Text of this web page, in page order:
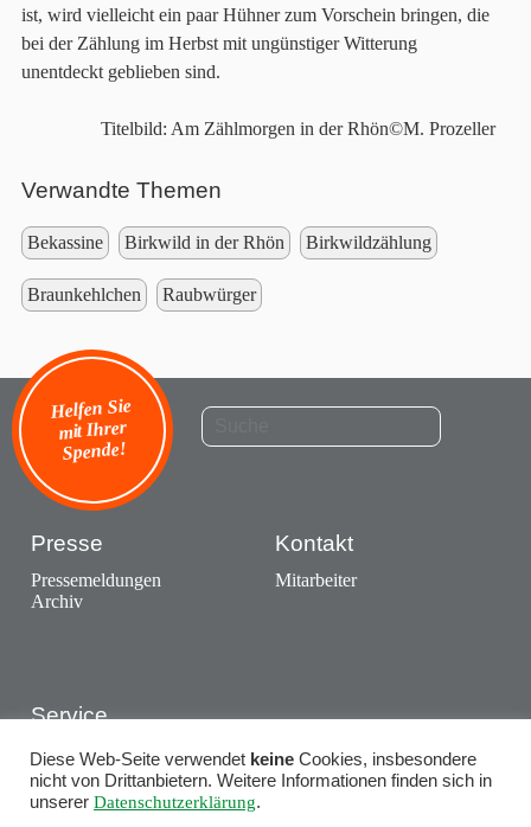
ist, wird vielleicht ein paar Hühner zum Vorschein bringen, die
bei der Zählung im Herbst mit ungünstiger Witterung
unentdeckt geblieben sind.
Titelbild: Am Zählmorgen in der Rhön©M. Prozeller
Verwandte Themen
Bekassine Birkwild in der Rhön Birkwildzählung
Braunkehlchen Raubwürger
Helfen Sie
mit Ihrer
Spende!
Presse
Pressemeldungen
Archiv
Kontakt
Mitarbeiter
Service
Ausstellungen
Termine
Diese Web-Seite verwendet keine Cookies, insbesondere
nicht von Drittanbietern. Weitere Informationen finden sich in
unserer Datenschutzerklärung.